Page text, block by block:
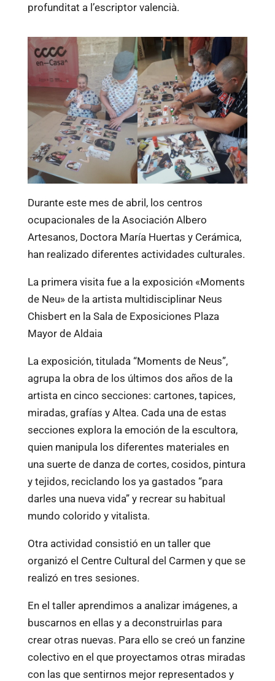
profunditat a l’escriptor valencià.
Durante este mes de abril, los centros
ocupacionales de la Asociación Albero
Artesanos, Doctora María Huertas y Cerámica,
han realizado diferentes actividades culturales.
La primera visita fue a la exposición «Moments
de Neu» de la artista multidisciplinar Neus
Chisbert en la Sala de Exposiciones Plaza
Mayor de Aldaia
La exposición, titulada “Moments de Neus”,
agrupa la obra de los últimos dos años de la
artista en cinco secciones: cartones, tapices,
miradas, grafías y Altea. Cada una de estas
secciones explora la emoción de la escultora,
quien manipula los diferentes materiales en
una suerte de danza de cortes, cosidos, pintura
y tejidos, reciclando los ya gastados “para
darles una nueva vida” y recrear su habitual
mundo colorido y vitalista.
Otra actividad consistió en un taller que
organizó el Centre Cultural del Carmen y que se
realizó en tres sesiones.
En el taller aprendimos a analizar imágenes, a
buscarnos en ellas y a deconstruirlas para
crear otras nuevas. Para ello se creó un fanzine
colectivo en el que proyectamos otras miradas
con las que sentirnos mejor representados y